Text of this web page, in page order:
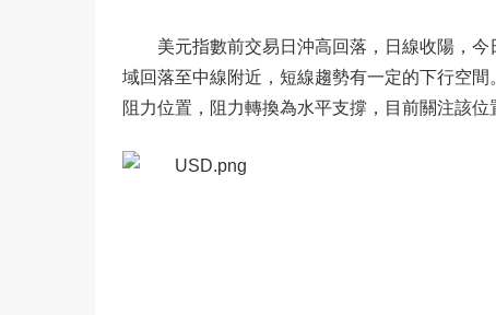
美元指數前交易日沖高回落，日線收陽，
域回落至中線附近，短線趨勢有一定的下行空
阻力位置，阻力轉換為水平支撐，目前關注該